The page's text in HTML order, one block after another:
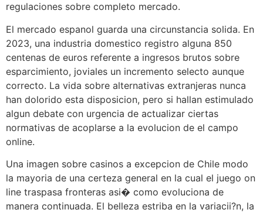
regulaciones sobre completo mercado.
El mercado espanol guarda una circunstancia solida. En
2023, una industria domestico registro alguna 850
centenas de euros referente a ingresos brutos sobre
esparcimiento, joviales un incremento selecto aunque
correcto. La vida sobre alternativas extranjeras nunca
han dolorido esta disposicion, pero si hallan estimulado
algun debate con urgencia de actualizar ciertas
normativas de acoplarse a la evolucion de el campo
online.
Una imagen sobre casinos a excepcion de Chile modo
la mayoria de una certeza general en la cual el juego on
line traspasa fronteras asi� como evoluciona de
manera continuada. El belleza estriba en la variacii?n, la